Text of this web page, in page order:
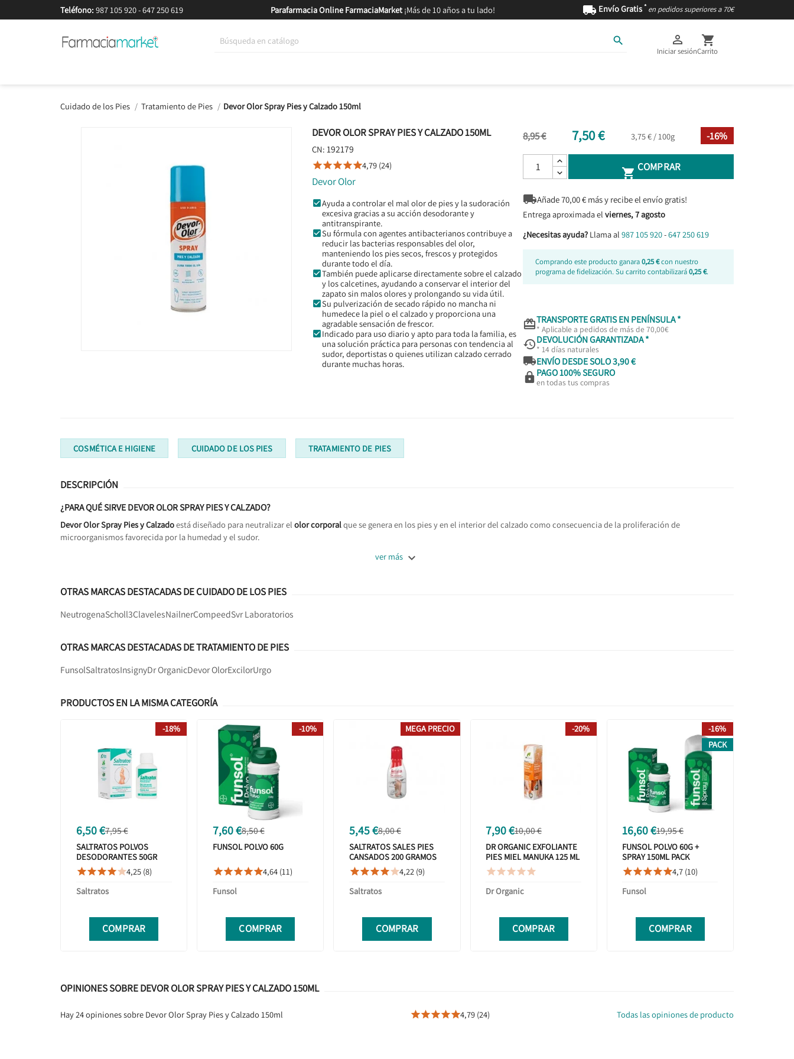
Teléfono: 987 105 920-647 250 619 Parafarmacia Online FarmaciaMarket¡Más de 10 años a tu lado!  Envío Gratis * en pedidos superiores a 70€
 
Iniciar sesión

Carrito
Cuidado de los Pies Tratamiento de Pies Devor Olor Spray Pies y Calzado 150ml
DEVOR OLOR SPRAY PIES Y CALZADO 150ML
CN: 192179
4,79 (24)
Devor Olor
Ayuda a controlar el mal olor de pies y la sudoración
excesiva gracias a su acción desodorante y
antitranspirante.
Su fórmula con agentes antibacterianos contribuye a
reducir las bacterias responsables del olor,
manteniendo los pies secos, frescos y protegidos
durante todo el día.
También puede aplicarse directamente sobre el calzado
y los calcetines, ayudando a conservar el interior del
zapato sin malos olores y prolongando su vida útil.
Su pulverización de secado rápido no mancha ni
humedece la piel o el calzado y proporciona una
agradable sensación de frescor.
Indicado para uso diario y apto para toda la familia, es
una solución práctica para personas con tendencia al
sudor, deportistas o quienes utilizan calzado cerrado
durante muchas horas.
8,95 € 7,50 € 3,75 € / 100g -16%
 COMPRAR
Añade70,00€ más y recibe el envío gratis!
Entrega aproximada el viernes, 7 agosto
¿Necesitas ayuda? Llama al 987 105 920-647 250 619
Comprando este producto ganara0,25 €con nuestro
programa de fidelización. Su carrito contabilizará0,25 €.
TRANSPORTE GRATIS EN PENÍNSULA *
* Aplicable a pedidos de más de 70,00€
DEVOLUCIÓN GARANTIZADA *
* 14 días naturales
ENVÍO DESDE SOLO 3,90 €
 PAGO 100% SEGURO
en todas tus compras
COSMÉTICA E HIGIENE CUIDADO DE LOS PIES TRATAMIENTO DE PIES
DESCRIPCIÓN
¿PARA QUÉ SIRVE DEVOR OLOR SPRAY PIES Y CALZADO?
Devor Olor Spray Pies y Calzadoestá diseñado para neutralizar el olor corporalque se genera en los pies y en el interior del calzado como consecuencia de la proliferación de
microorganismos favorecida por la humedad y el sudor.
ver más 
OTRAS MARCAS DESTACADAS DE CUIDADO DE LOS PIES
NeutrogenaScholl3ClavelesNailnerCompeedSvr Laboratorios
OTRAS MARCAS DESTACADAS DE TRATAMIENTO DE PIES
FunsolSaltratosInsignyDr OrganicDevor OlorExcilorUrgo
PRODUCTOS EN LA MISMA CATEGORÍA
6,50 €7,95 €
SALTRATOS POLVOS
DESODORANTES 50GR
4,25 (8)
Saltratos
COMPRAR
-18%
7,60 €8,50 €
FUNSOL POLVO 60G
4,64 (11)
Funsol
COMPRAR
-10%
5,45 €8,00 €
SALTRATOS SALES PIES
CANSADOS 200 GRAMOS
4,22 (9)
Saltratos
COMPRAR
MEGA PRECIO
7,90 €10,00 €
DR ORGANIC EXFOLIANTE
PIES MIEL MANUKA 125 ML

Dr Organic
COMPRAR
-20%
16,60 €19,95 €
FUNSOL POLVO 60G +
SPRAY 150ML PACK
4,7 (10)
Funsol
COMPRAR
-16%
PACK
OPINIONES SOBRE DEVOR OLOR SPRAY PIES Y CALZADO 150ML
Hay 24 opiniones sobre Devor Olor Spray Pies y Calzado 150ml 4,79 (24) Todas las opiniones de producto